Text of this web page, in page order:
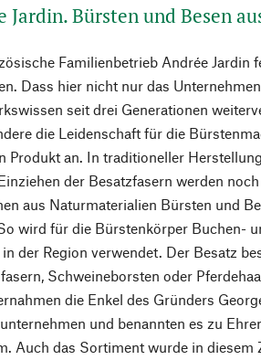
Jardin. Bürsten und Besen
Familienbetrieb Andrée Jardin
Dass hier nicht nur das
seit drei Generationen
die Leidenschaft für die
Produkt an. In traditioneller
der Besatzfasern werden
aus Naturmaterialien Bürsten und
wird für die Bürstenkörper Buchen-
der Region verwendet. Der Besatz
Schweineborsten oder
die Enkel des Gründers
und benannten es zu
Auch das Sortiment wurde in diesem